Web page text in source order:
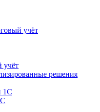
учёт
учёт
решения
1С